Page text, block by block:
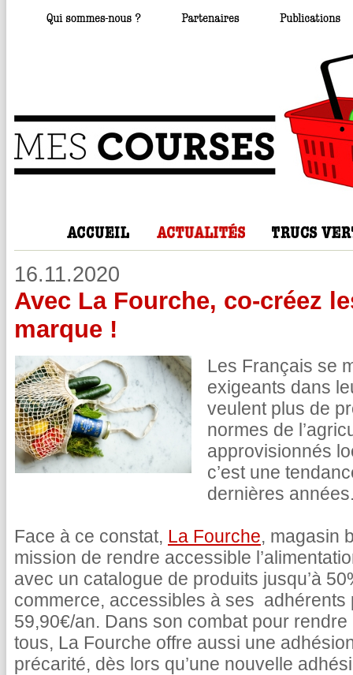
16.11.2020
Avec La Fourche, co-créez
marque !
Les Français se
exigeants dans
veulent plus de
normes de
approvisionnés
c’est une
dernières
Face à ce constat, La Fourche, magasin
mission de rendre accessible
avec un catalogue de produits jusqu’à
commerce, accessibles à ses adhérents
59,90€/an. Dans son combat pour
tous, La Fourche offre aussi une
précarité, dès lors qu’une nouvelle